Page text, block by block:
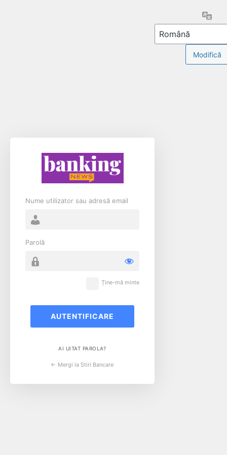
Nume utilizator sau adresă email
Parolă
Ține-mă minte
AI UITAT PAROLA?
← Mergi la Stiri Bancare